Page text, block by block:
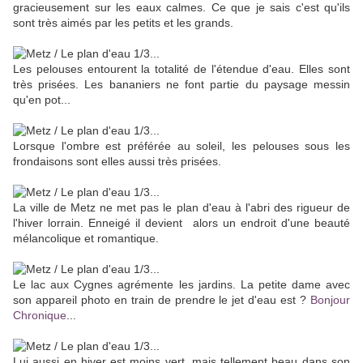
gracieusement sur les eaux calmes. Ce que je sais c'est qu'ils
sont très aimés par les petits et les grands.
Les pelouses entourent la totalité de l'étendue d'eau. Elles sont
très prisées. Les bananiers ne font partie du paysage messin
qu'en pot...
Lorsque l'ombre est préférée au soleil, les pelouses sous les
frondaisons sont elles aussi très prisées.
La ville de Metz ne met pas le plan d'eau à l'abri des rigueur de
l'hiver lorrain. Enneigé il devient alors un endroit d'une beauté
mélancolique et romantique.
Le lac aux Cygnes agrémente les jardins. La petite dame avec
son appareil photo en train de prendre le jet d'eau est ? Bonjour
Chronique